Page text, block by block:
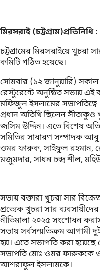
মিরসরাই (চট্টগ্রাম)প্রতিনিধি:
চট্টগ্রামের মিরসরাইয়ে খুচরা
কমিটি গঠিত হয়েছে।
সোমবার (১২ জানুয়ারি)
রেস্টুরেন্টে অনুষ্ঠিত সভায় এই
মফিজুল ইসলামের
প্রধান অতিথি ছিলেন
জসিম উদ্দিন। এতে বিশেষ
সমিতির সাধারণ সম্পাদক আবু
ওমর ফারুক, সাইফুল রহমান,
মজুমদার, সাধন চন্দ্র শীল,
সভায় বক্তারা খুচরা সার
প্রত্যেক খুচরা সার
নীতিমালা ২০২৫ সংশোধন
সভায় সর্বসম্মতিক্রম আগামী
হয়। এতে সভাপতি করা
সভাপতি মোঃ ওমর ফারুককে
আশরাফুল ইসলামকে।